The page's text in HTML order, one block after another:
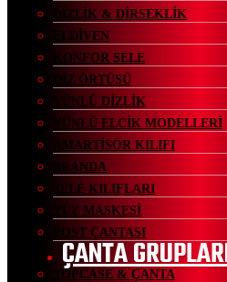
DİZLİK & DİRSEKLİK
ELDİVEN
KONFOR SELE
DİZ ÖRTÜSÜ
YÜNLÜ DİZLİK
YÜNLÜ ELCİK MODELLERİ
AMARTİSÖR KILIFI
BRANDA
SELE KILIFLARI
YÜZ MASKESİ
POST ÇANTASI
ÇANTA
TOPCASE & ÇANTA